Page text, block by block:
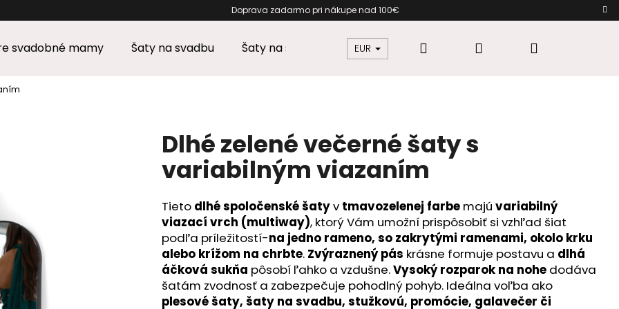
Doprava zadarmo pri nákupe nad 100€
svadobné mamy Šaty na svadbu Šaty na stužkovú Šaty pre moletky Dámska móda
EUR Hľadať Prihlásenie
Dlhé zelené večerné šaty s
variabilným viazaním
Tieto dlhé spoločenské šatyv tmavozelenej farbe majú variabilný
viazací vrch (multiway), ktorý Vám umožní prispôsobiť si vzhľad šiat
podľa príležitostí-na jedno rameno, so zakrytými ramenami, okolo krku
alebo krížom na chrbte. Zvýraznený pás krásne formuje postavu a dlhá
áčková sukňa pôsobí ľahko a vzdušne.Vysoký rozparok na nohe dodáva
šatám zvodnosť a zabezpečuje pohodlný pohyb. Ideálna voľba ako
plesové šaty, šaty na svadbu, stužkovú, promócie, galavečer či